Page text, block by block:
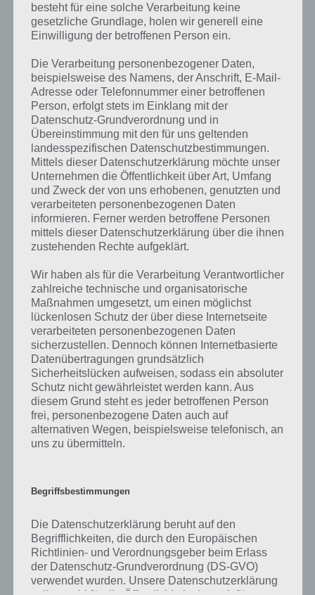
Kurze Begriffserklärung zur Lösung
Hefter
Hefter ist die Lösung für das tägliche Rätsel am 12.8.2020 in 4 Bilder 1
Wort, doch welche Bedeutung hat dieses eigentlich und was gibt es
dazu zu wissen? Passt das Wort auch zu Island? Zu bestimmten
Lösungen präsentieren wir daher auch immer eine kurze
In den Bereichen Verwaltung und Schule, kommen verschiedene
Produkte zum Einsatz. Eines davon sind Hefter. Wie der Begriff
schon verrät, leitet sich die Bezeichnung vom Verb “abheften” ab.
Ein Hefter kann aus Kunststoff oder aus fester Pappe gefertigt sein
und lässt sich aufklappen. In der Mitte befinden sich zwei Klammern,
welche gelochte Dokumente festhalten. Die meisten Hefter haben
DIN A4 Format, es gibt jedoch auch kleinere und größere Varianten
im Handel zu kaufen.
Besonders bekannt und beliebt in Schule und Büro, sind die
meist auch ein Pappstreifen herausziehen, welcher sich zum
Pappe hingegen, haben in der Regel keinen durchsichtigen Deckel
und können vorn beschriftet werden. Meist gibt es dafür sogar
vorgezeichnete Linien.
Im Gegensatz zu großen Aktenordnern, sind Hefter sehr viel leichter
besteht für eine solche Verarbeitung keine
gesetzliche Grundlage, holen wir generell eine
Einwilligung der betroffenen Person ein.
Die Verarbeitung personenbezogener Daten,
beispielsweise des Namens, der Anschrift, E-Mail-
Adresse oder Telefonnummer einer betroffenen
Person, erfolgt stets im Einklang mit der
Datenschutz-Grundverordnung und in
Übereinstimmung mit den für uns geltenden
landesspezifischen Datenschutzbestimmungen.
Mittels dieser Datenschutzerklärung möchte unser
Unternehmen die Öffentlichkeit über Art, Umfang
und Zweck der von uns erhobenen, genutzten und
verarbeiteten personenbezogenen Daten
informieren. Ferner werden betroffene Personen
mittels dieser Datenschutzerklärung über die ihnen
zustehenden Rechte aufgeklärt.
Wir haben als für die Verarbeitung Verantwortlicher
zahlreiche technische und organisatorische
Maßnahmen umgesetzt, um einen möglichst
lückenlosen Schutz der über diese Internetseite
verarbeiteten personenbezogenen Daten
sicherzustellen. Dennoch können Internetbasierte
Datenübertragungen grundsätzlich
Sicherheitslücken aufweisen, sodass ein absoluter
Schutz nicht gewährleistet werden kann. Aus
diesem Grund steht es jeder betroffenen Person
frei, personenbezogene Daten auch auf
alternativen Wegen, beispielsweise telefonisch, an
uns zu übermitteln.
Begriffsbestimmungen
Die Datenschutzerklärung beruht auf den
Begrifflichkeiten, die durch den Europäischen
Richtlinien- und Verordnungsgeber beim Erlass
der Datenschutz-Grundverordnung (DS-GVO)
verwendet wurden. Unsere Datenschutzerklärung